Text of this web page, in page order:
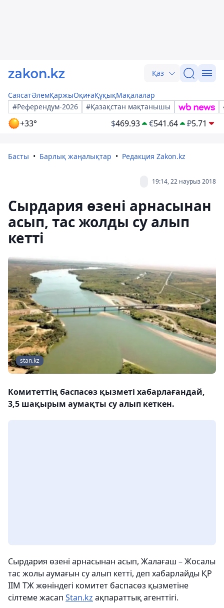
Қаз
СаясатӘлемҚаржыОқиғаҚұқықМақалалар
#Референдум-2026
#Қазақстан мақтанышы
+33° $469.93 €541.64 ₽5.71
Басты Барлық жаңалықтар Редакция Zakon.kz
19:14, 22 наурыз 2018
Сырдария өзені арнасынан
асып, тас жолды су алып
кетті
stan.kz
Комитеттің баспасөз қызметі хабарлағандай,
3,5 шақырым аумақты су алып кеткен.
Сырдария өзені арнасынан асып, Жалағаш – Жосалы
тас жолы аумағын су алып кетті, деп хабарлайды ҚР
ІІМ ТЖ жөніндегі комитет баспасөз қызметіне
сілтеме жасап Stan.kz ақпараттық агенттігі.